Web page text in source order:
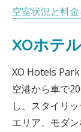
空室状況と料
XOホテ
XO Hotels
空港から車で
し、スタイリ
エリア、モダ